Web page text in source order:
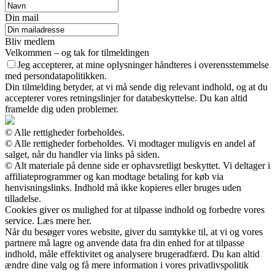
Din mail
Bliv medlem
Velkommen – og tak for tilmeldingen
Jeg accepterer, at mine oplysninger håndteres i overensstemmelse
med persondatapolitikken.
Din tilmelding betyder, at vi må sende dig relevant indhold, og at du
accepterer vores retningslinjer for databeskyttelse. Du kan altid
framelde dig uden problemer.
© Alle rettigheder forbeholdes.
© Alle rettigheder forbeholdes. Vi modtager muligvis en andel af
salget, når du handler via links på siden.
© Alt materiale på denne side er ophavsretligt beskyttet. Vi deltager i
affiliateprogrammer og kan modtage betaling for køb via
henvisningslinks. Indhold må ikke kopieres eller bruges uden
tilladelse.
Cookies giver os mulighed for at tilpasse indhold og forbedre vores
service. Læs mere her.
Når du besøger vores website, giver du samtykke til, at vi og vores
partnere må lagre og anvende data fra din enhed for at tilpasse
indhold, måle effektivitet og analysere brugeradfærd. Du kan altid
ændre dine valg og få mere information i vores privatlivspolitik